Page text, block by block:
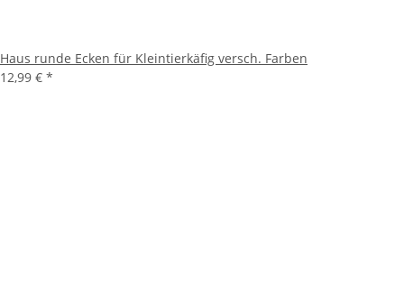
Haus runde Ecken für Kleintierkäfig versch. Farben
12,99 € *